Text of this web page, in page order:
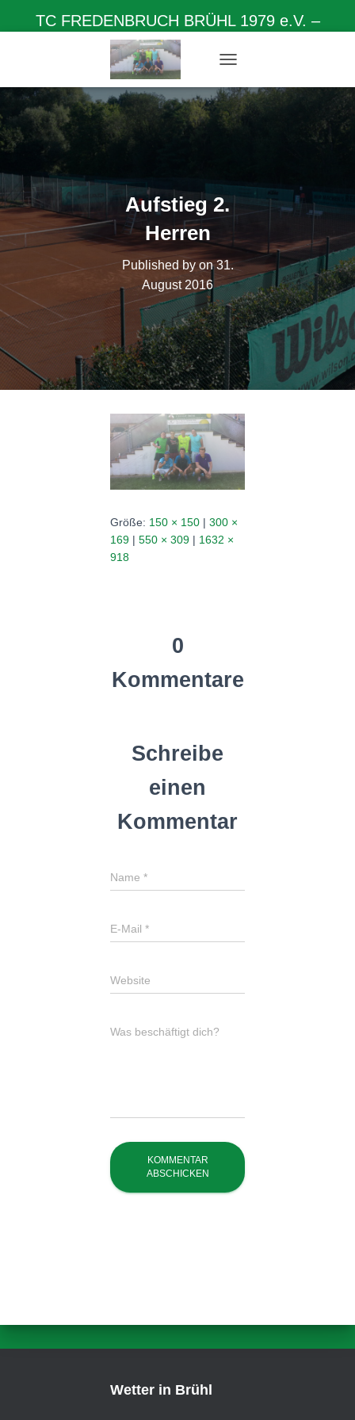
TC FREDENBRUCH BRÜHL 1979 e.V. –
Herzlich willkommen auf unserer Homepage
A
V
I
N
C
H
A
L
T
E
Aufstieg 2.
Herren
Published by on31.
August 2016
Größe: 150 × 150 | 300 ×
169 | 550 × 309 | 1632 ×
918
0
Kommentare
Schreibe
einen
Kommentar
Name *
E-Mail *
Website
Was beschäftigt dich?
Wetter in Brühl